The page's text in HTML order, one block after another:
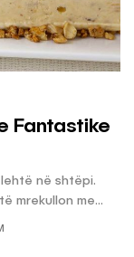
Fantastike
në shtëpi.
mrekullon me...